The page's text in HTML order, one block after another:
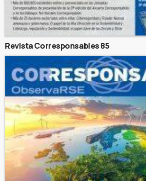
Revista Corresponsables 85